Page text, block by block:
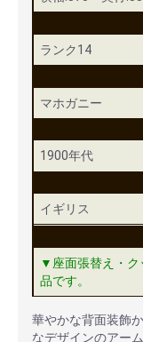
ランク14
マホガニー
1900年代
イギリス
▼座面張替え・ク
品です。
華やかな背面装飾
なデザインのアー